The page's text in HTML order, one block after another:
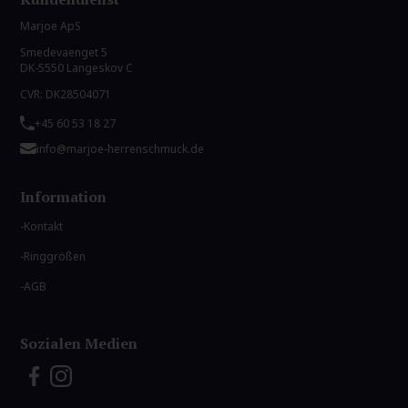
Marjoe ApS
Smedevaenget 5
DK-5550 Langeskov C
CVR: DK28504071
+45 60 53 18 27
info@marjoe-herrenschmuck.de
Information
Kontakt
Ringgrößen
AGB
Sozialen Medien